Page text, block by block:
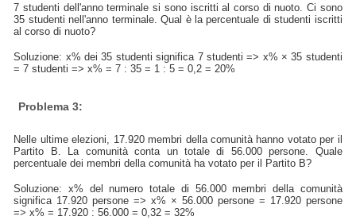
7 studenti dell'anno terminale si sono iscritti al corso di nuoto. Ci sono
35 studenti nell'anno terminale. Qual è la percentuale di studenti iscritti
al corso di nuoto?
Soluzione: x% dei 35 studenti significa 7 studenti => x% × 35 studenti
= 7 studenti => x% = 7 : 35 = 1 : 5 = 0,2 = 20%
Problema 3:
Nelle ultime elezioni, 17.920 membri della comunità hanno votato per il
Partito B. La comunità conta un totale di 56.000 persone. Quale
percentuale dei membri della comunità ha votato per il Partito B?
Soluzione: x% del numero totale di 56.000 membri della comunità
significa 17.920 persone => x% × 56.000 persone = 17.920 persone
=> x% = 17.920 : 56.000 = 0,32 = 32%